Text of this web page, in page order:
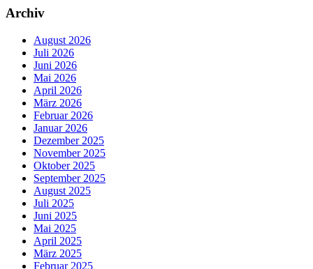
Archiv
August 2026
Juli 2026
Juni 2026
Mai 2026
April 2026
März 2026
Februar 2026
Januar 2026
Dezember 2025
November 2025
Oktober 2025
September 2025
August 2025
Juli 2025
Juni 2025
Mai 2025
April 2025
März 2025
Februar 2025